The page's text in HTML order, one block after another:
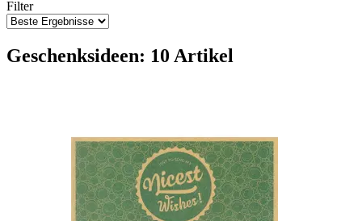
Filter
Geschenksideen: 10 Artikel